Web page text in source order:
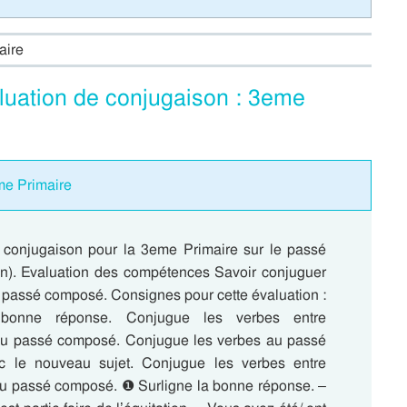
de conjugaison : 3eme
Primaire
pour la 3eme Primaire sur le passé
Evaluation des compétences Savoir conjuguer
composé. Consignes pour cette évaluation :
réponse. Conjugue les verbes entre
passé composé. Conjugue les verbes au passé
le nouveau sujet. Conjugue les verbes entre
passé composé. ❶ Surligne la bonne réponse. –